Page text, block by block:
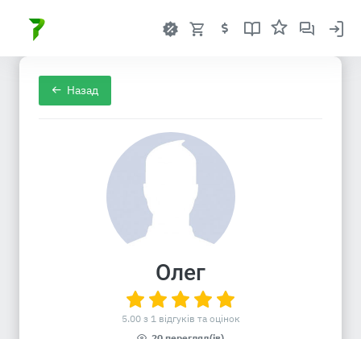
Назад
Олег
5.00 з 1 відгуків та оцінок